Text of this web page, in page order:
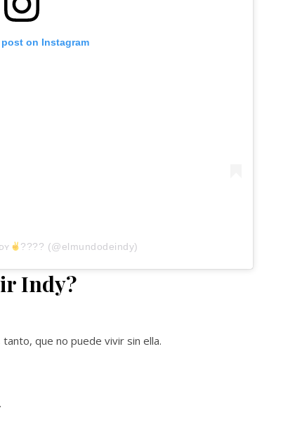
on Instagram
???? (@elmundodeindy)
Indy?
que no puede vivir sin ella.